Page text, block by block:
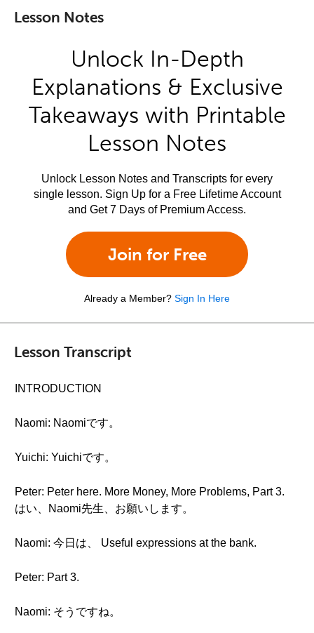
Lesson Notes
Unlock In-Depth
Explanations & Exclusive
Takeaways with Printable
Lesson Notes
Unlock Lesson Notes and Transcripts for every
single lesson. Sign Up for a Free Lifetime Account
and Get 7 Days of Premium Access.
Join for Free
Already a Member? Sign In Here
Lesson Transcript
INTRODUCTION
Naomi: Naomiです。
Yuichi: Yuichiです。
Peter: Peter here. More Money, More Problems, Part 3.
はい、Naomi先生、お願いします。
Naomi: 今日は、 Useful expressions at the bank.
Peter: Part 3.
Naomi: そうですね。